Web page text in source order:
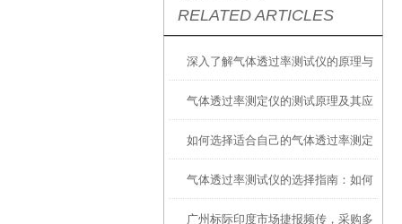
RELATED ARTICLES
深入了解气体透过率测试仪的原理与
应用
气体透过率测定仪的测试原理及其应
用
如何选择适合自己的气体透过率测定
仪？
气体透过率测试仪的选择指南：如何
找到适合您需求的设备
广州标际印度市场捷报频传，采购多